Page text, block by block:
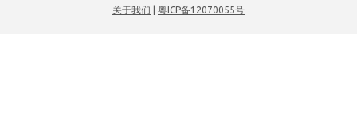
关于我们
粤ICP备12070055号